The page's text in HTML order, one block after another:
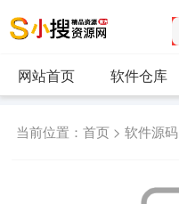
网站首页 软件仓库
当前位置：首页 >软件源码